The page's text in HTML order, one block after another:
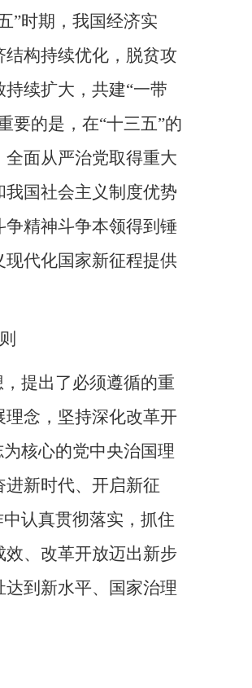
”时期，我国经济实
构持续优化，脱贫攻
续扩大，共建“一带
要的是，在“十三五”的
面从严治党取得重大
国社会主义制度优势
精神斗争本领得到锤
代化国家新征程提供
提出了必须遵循的重
念，坚持深化改革开
核心的党中央治国理
新时代、开启新征
认真贯彻落实，抓住
、改革开放迈出新步
到新水平、国家治理